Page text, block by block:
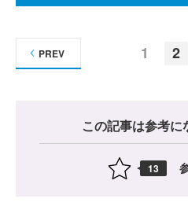
1 2
PREV
この記事は参考に
13